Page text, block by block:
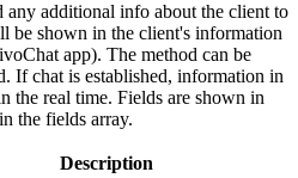
any additional info about the client to
be shown in the client's information
app). The method can be
If chat is established, information in
the real time. Fields are shown in
the fields array.
Description